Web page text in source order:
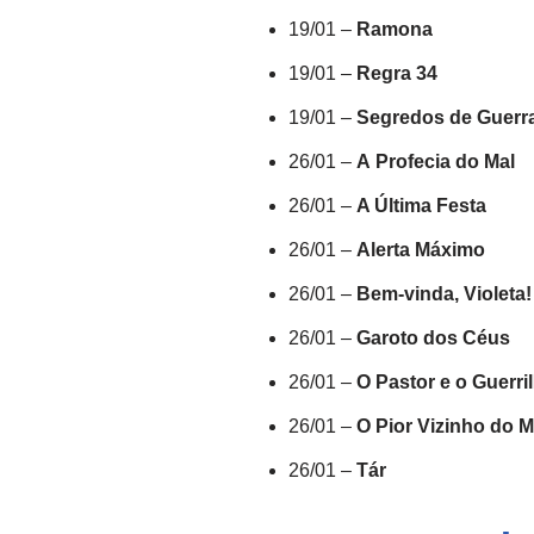
19/01 – Ramona
19/01 – Regra 34
19/01 – Segredos de
26/01 – A Profecia do Mal
26/01 – A Última Festa
26/01 – Alerta Máximo
26/01 – Bem-vinda, Violeta!
26/01 – Garoto dos Céus
26/01 – O Pastor e o
26/01 – O Pior Vizinho do
26/01 – Tár